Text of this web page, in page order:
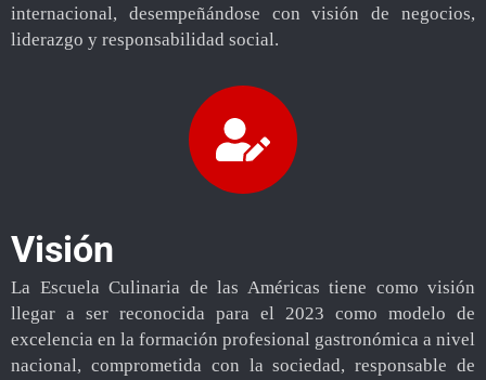
internacional, desempeñándose con visión de negocios,
liderazgo y responsabilidad social.
Visión
La Escuela Culinaria de las Américas tiene como visión
llegar a ser reconocida para el 2023 como modelo de
excelencia en la formación profesional gastronómica a nivel
nacional, comprometida con la sociedad, responsable de